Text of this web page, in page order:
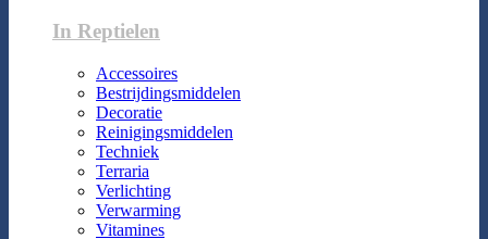
In Reptielen
Accessoires
Bestrijdingsmiddelen
Decoratie
Reinigingsmiddelen
Techniek
Terraria
Verlichting
Verwarming
Vitamines